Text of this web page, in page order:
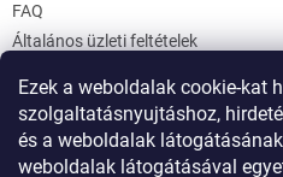
Ezek a weboldalak cookie-kat
szolgaltatásnyujtáshoz,
és a weboldalak
weboldalak látogátásával
FAQ
Általános üzleti feltételek
Webáruház értékelése
Cookies